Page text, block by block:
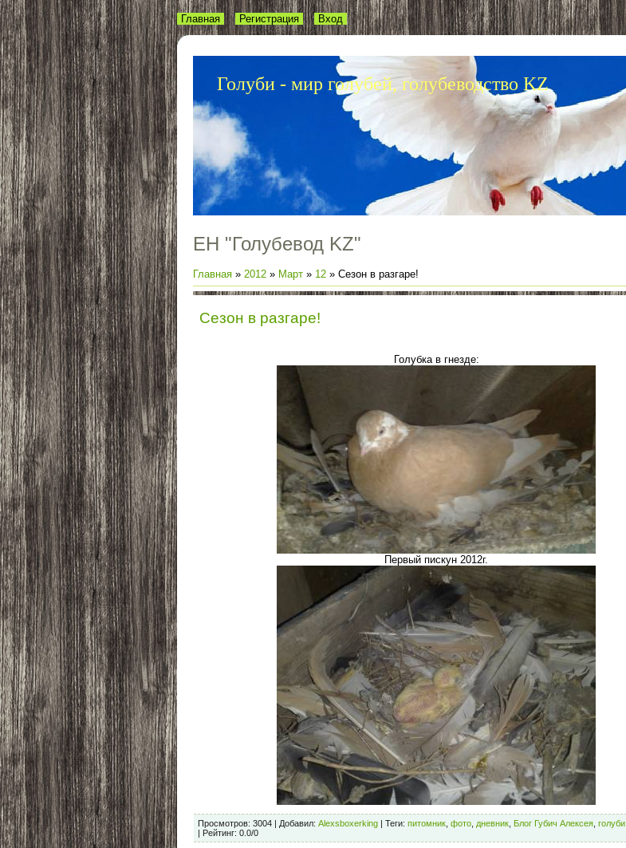
Голуби - мир голубей, голубеводство KZ
Главная Регистрация Вход
ЕН "Голубевод KZ"
Главная » 2012 » Март » 12 » Сезон в разгаре!
Сезон в разгаре!
Голубка в гнезде:
Первый пискун 2012г.
Просмотров: 3004 Добавил: Alexsboxerking Теги: питомник фото дневник Блог Губич Алексея голуби
Рейтинг: 0.0/0